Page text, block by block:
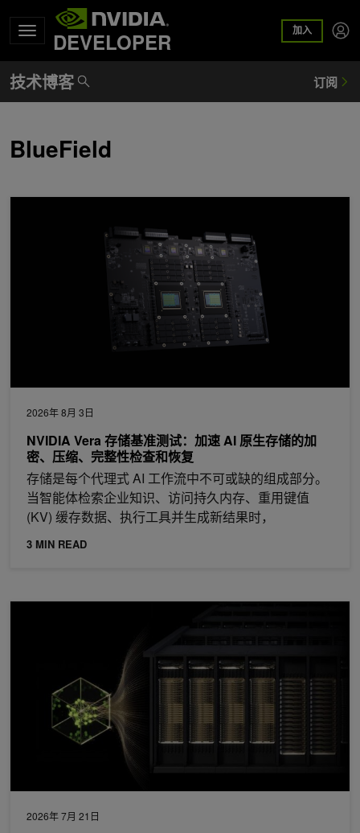
DEVELOPER 加入
BlueField
2026年 8月 3日
NVIDIA Vera 存储基准测试：加速 AI 原生存储的加
密、压缩、完整性检查和恢复
存储是每个代理式 AI 工作流中不可或缺的组成部分。
当智能体检索企业知识、访问持久内存、重用键值
(KV) 缓存数据、执行工具并生成新结果时，
3 MIN READ
2026年 7月 21日
在 NVIDIA GB300 NVL72 上进行 MoE 预训练创下世界纪录